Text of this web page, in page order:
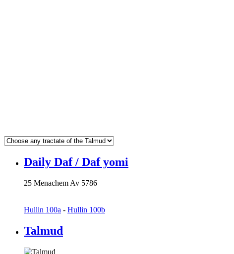
Daily Daf / Daf yomi
25 Menachem Av 5786
Hullin 100a - Hullin 100b
Talmud